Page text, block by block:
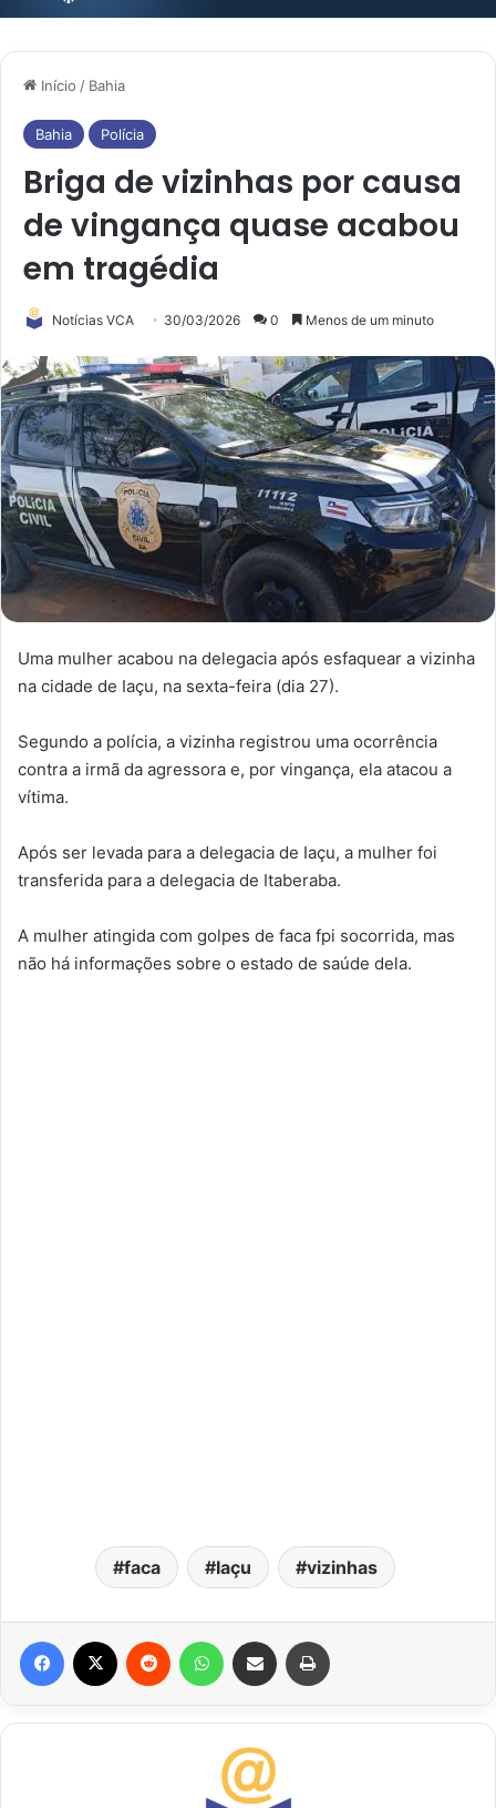
Início / Bahia
Bahia Polícia
Briga de vizinhas por causa
de vingança quase acabou
em tragédia
Notícias VCA 30/03/2026 0 Menos de um minuto
Uma mulher acabou na delegacia após esfaquear a vizinha
na cidade de Iaçu, na sexta-feira (dia 27).
Segundo a polícia, a vizinha registrou uma ocorrência
contra a irmã da agressora e, por vingança, ela atacou a
vítima.
Após ser levada para a delegacia de Iaçu, a mulher foi
transferida para a delegacia de Itaberaba.
A mulher atingida com golpes de faca fpi socorrida, mas
não há informações sobre o estado de saúde dela.
faca Iaçu vizinhas
Facebook Reddit WhatsAppCompartilhar via e-mail